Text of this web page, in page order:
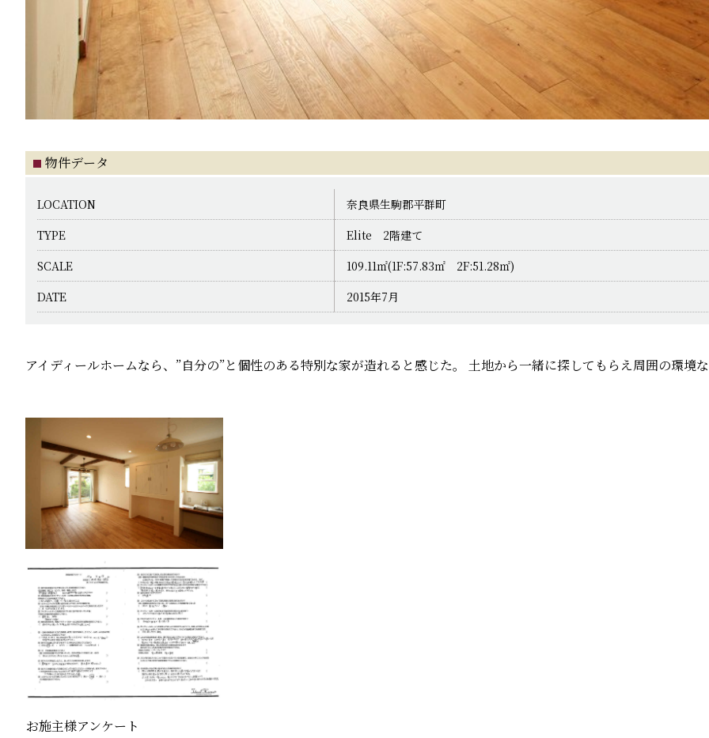
物件データ
LOCATION
奈良県生駒郡平群町
TYPE
Elite 2階建て
SCALE
109.11㎡(1F:57.83㎡ 2F:51.28㎡)
DATE
2015年7月
アイディールホームなら、”自分の”と個性のある特別な家が造れると感じた。 土地から一緒に探してもらえ周囲の環境
お施主様アンケート